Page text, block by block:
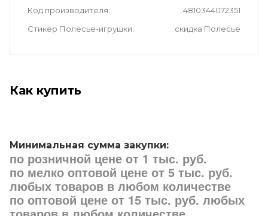
Код производителя
4810344072351
Стикер Полесье-игрушки
скидка Полесье
Как купить
Минимальная сумма закупки:
по розничной цене от 1 тыс. руб.
по мелко оптовой цене от 5 тыс. руб.
любых товаров в любом количестве
по оптовой цене от 15 тыс. руб. любых